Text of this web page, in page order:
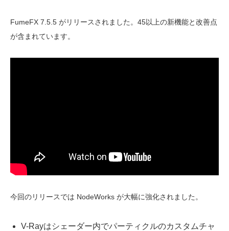
FumeFX 7.5.5 がリリースされました。45以上の新機能と改善点
が含まれています。
今回のリリースでは NodeWorks が大幅に強化されました。
V-Rayはシェーダー内でパーティクルのカスタムチャ